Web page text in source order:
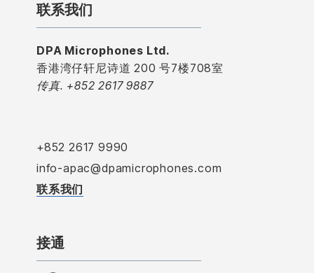
联系我们
DPA Microphones Ltd.
香港湾仔轩尼诗道 200 号7楼708室
传真. +852 2617 9887
+852 2617 9990
info-apac@dpamicrophones.com
联系我们
接通